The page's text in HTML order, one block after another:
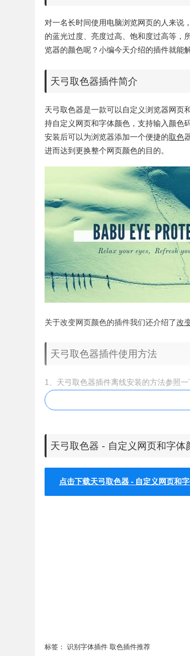
对一名长时间使用电脑浏览网页的人来说
的蓝光过度、亮度过高、饱和度过高等，
览器的颜色呢？小编今天介绍的插件就能
天弓取色器插件简介
天弓取色器是一款可以自定义浏览器网页
持自定义网页和字体颜色，支持输入颜色
安装后可以为浏览器添加一个便捷的取色
进而达到更换整个网页颜色的目的。
关于改变网页颜色的插件我们还介绍了改
天弓取色器插件使用方法
1、天弓取色器插件离线安装的方法参照
【chrome://extensions/】进入chrome扩
天弓取色器 - 自定义网页和字体
点击下载天弓取色器 - 自定义网页和
标签： 识别字体插件 取色插件推荐